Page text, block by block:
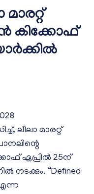
കിക്കോഫ്
ലീലാ മാരറ്റ്
ഏപ്രിൽ 25ന്
നടക്കും. “Defined
എന്ന